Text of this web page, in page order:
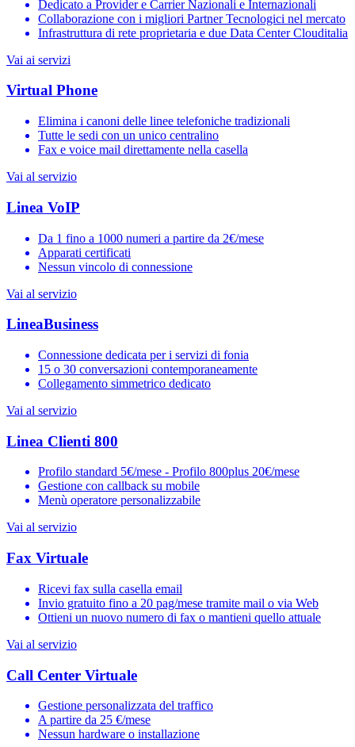
Dedicato a Provider e Carrier Nazionali e Internazionali
Collaborazione con i migliori Partner Tecnologici nel mercato
Infrastruttura di rete proprietaria e due Data Center Clouditalia
Vai ai servizi
Virtual Phone
Elimina i canoni delle linee telefoniche tradizionali
Tutte le sedi con un unico centralino
Fax e voice mail direttamente nella casella
Vai al servizio
Linea VoIP
Da 1 fino a 1000 numeri a partire da 2€/mese
Apparati certificati
Nessun vincolo di connessione
Vai al servizio
LineaBusiness
Connessione dedicata per i servizi di fonia
15 o 30 conversazioni contemporaneamente
Collegamento simmetrico dedicato
Vai al servizio
Linea Clienti 800
Profilo standard 5€/mese - Profilo 800plus 20€/mese
Gestione con callback su mobile
Menù operatore personalizzabile
Vai al servizio
Fax Virtuale
Ricevi fax sulla casella email
Invio gratuito fino a 20 pag/mese tramite mail o via Web
Ottieni un nuovo numero di fax o mantieni quello attuale
Vai al servizio
Call Center Virtuale
Gestione personalizzata del traffico
A partire da 25 €/mese
Nessun hardware o installazione